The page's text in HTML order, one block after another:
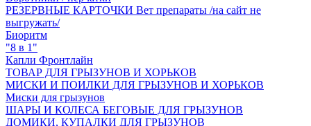
РЕЗЕРВНЫЕ КАРТОЧКИ Вет препараты /на сайт не
выгружать/
Биоритм
"8 в 1"
Капли Фронтлайн
ТОВАР ДЛЯ ГРЫЗУНОВ И ХОРЬКОВ
МИСКИ И ПОИЛКИ ДЛЯ ГРЫЗУНОВ И ХОРЬКОВ
Миски для грызунов
ШАРЫ И КОЛЕСА БЕГОВЫЕ ДЛЯ ГРЫЗУНОВ
ДОМИКИ, КУПАЛКИ ДЛЯ ГРЫЗУНОВ